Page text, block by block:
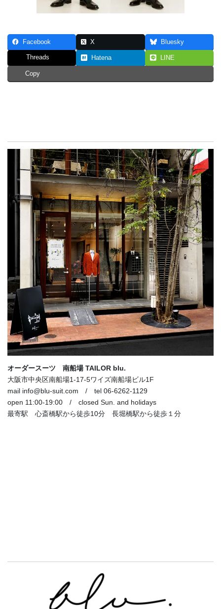
Facebook X Bluesky
Threads Hatena LINE
Copy
オーダースーツ 南船場 TAILOR blu.
大阪市中央区南船場1-17-5ワイズ南船場ビル1F
mail info@blu-suit.com / tel 06-6262-1129
open 11:00-19:00 / closed Sun. and holidays
最寄駅 心斎橋駅から徒歩10分 長堀橋駅から徒歩１分